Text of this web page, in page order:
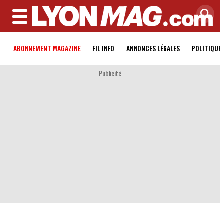
MENU
ABONNEMENT MAGAZINE FIL INFO ANNONCES LÉGALES
Publicité